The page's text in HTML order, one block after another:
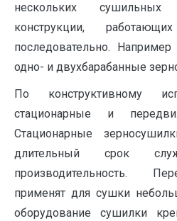
нескольких
конструкции,
последовательно.
одно- и двухбарабанные
По конструктивному
стационарные и
Стационарные
длительный срок
производительность.
применят для сушки
оборудование сушилки